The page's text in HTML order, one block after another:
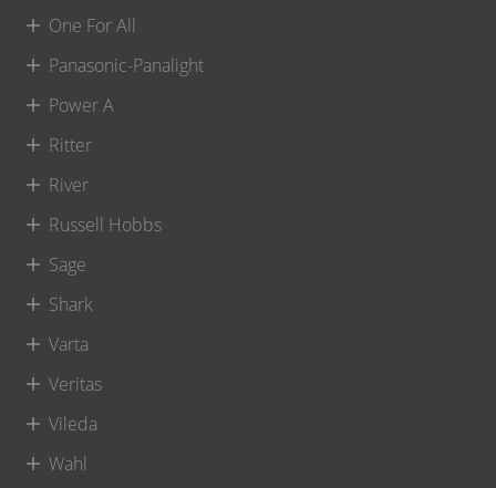
One For All
Panasonic-Panalight
Power A
Ritter
River
Russell Hobbs
Sage
Shark
Varta
Veritas
Vileda
Wahl